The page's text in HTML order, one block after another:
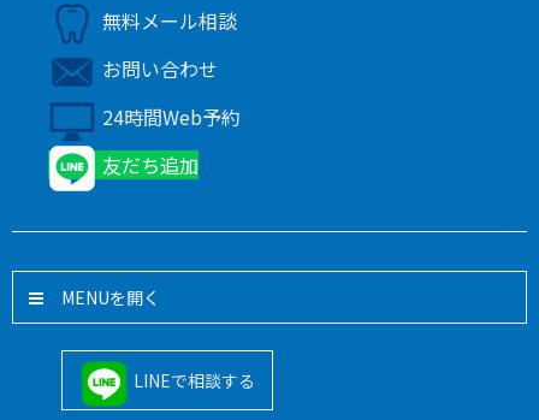
無料メール相談
お問い合わせ
24時間Web予約
友だち追加
MENU
LINEで相談する